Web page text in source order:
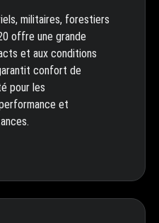
militaires, forestiers
offre une grande
et aux conditions
confort de
pour les
et